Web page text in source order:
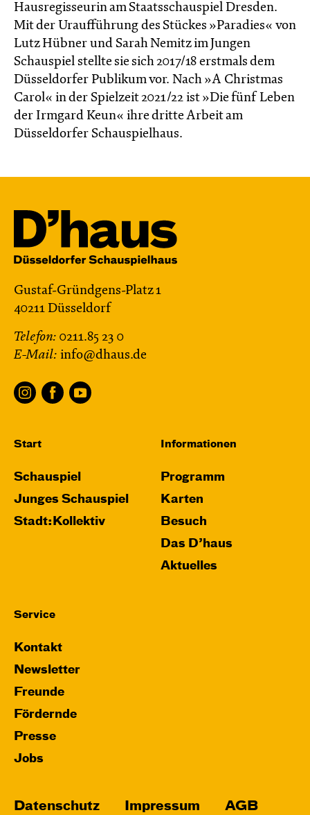
Hausregisseurin am Staatsschauspiel Dresden.
Mit der Uraufführung des Stückes »Paradies« von
Lutz Hübner und Sarah Nemitz im Jungen
Schauspiel stellte sie sich 2017/18 erstmals dem
Düsseldorfer Publikum vor. Nach »A Christmas
Carol« in der Spielzeit 2021/22 ist »Die fünf Leben
der Irmgard Keun« ihre dritte Arbeit am
Düsseldorfer Schauspielhaus.
Gustaf-Gründgens-Platz 1
40211 Düsseldorf
Telefon: 0211.85 23 0
E-Mail: info@dhaus.de
Start
Schauspiel
Junges Schauspiel
Stadt:Kollektiv
Informationen
Programm
Karten
Besuch
Das D’haus
Aktuelles
Service
Kontakt
Newsletter
Freunde
Fördernde
Presse
Jobs
Datenschutz Impressum AGB